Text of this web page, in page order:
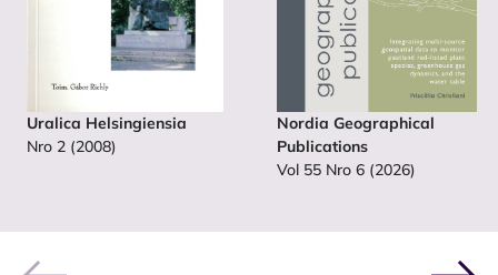
Uralica Helsingiensia
Nro 2 (2008)
Nordia Geographical
Publications
Vol 55 Nro 6 (2026)